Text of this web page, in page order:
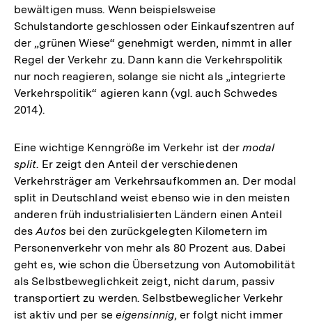
bewältigen muss. Wenn beispielsweise
Schulstandorte geschlossen oder Einkaufszentren auf
der „grünen Wiese“ genehmigt werden, nimmt in aller
Regel der Verkehr zu. Dann kann die Verkehrspolitik
nur noch reagieren, solange sie nicht als „integrierte
Verkehrspolitik“ agieren kann (vgl. auch Schwedes
2014).
Eine wichtige Kenngröße im Verkehr ist der modal
split. Er zeigt den Anteil der verschiedenen
Verkehrsträger am Verkehrsaufkommen an. Der modal
split in Deutschland weist ebenso wie in den meisten
anderen früh industrialisierten Ländern einen Anteil
desAutosbei den zurückgelegten Kilometern im
Personenverkehr von mehr als 80 Prozent aus. Dabei
geht es, wie schon die Übersetzung von Automobilität
als Selbstbeweglichkeit zeigt, nicht darum, passiv
transportiert zu werden. Selbstbeweglicher Verkehr
ist aktiv und per se eigensinnig, er folgt nicht immer